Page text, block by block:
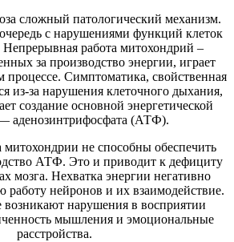
сложный патологический механизм.
с нарушениями функций клеток
Непрерывная работа митохондрий –
за производство энергии, играет
процессе. Симптоматика, свойственная
из-за нарушения клеточного дыхания,
создание основной энергетической
аденозинтрифосфата (АТФ).
митохондрии не способны обеспечить
АТФ. Это и приводит к дефициту
мозга. Нехватка энергии негативно
работу нейронов и их взаимодействие.
возникают нарушения в восприятии
мышления и эмоциональные
расстройства.